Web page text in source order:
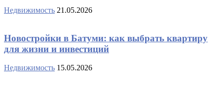
Недвижимость 21.05.2026
Новостройки в Батуми: как выбрать квартиру
для жизни и инвестиций
Недвижимость 15.05.2026